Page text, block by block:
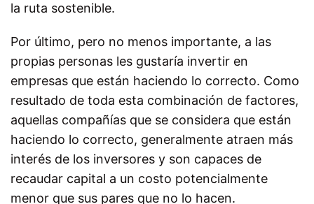
la ruta sostenible.
Por último, pero no menos importante, a las
propias personas les gustaría invertir en
empresas que están haciendo lo correcto. Como
resultado de toda esta combinación de factores,
aquellas compañías que se considera que están
haciendo lo correcto, generalmente atraen más
interés de los inversores y son capaces de
recaudar capital a un costo potencialmente
menor que sus pares que no lo hacen.